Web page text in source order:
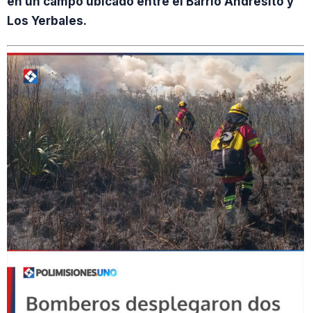
Los Yerbales.